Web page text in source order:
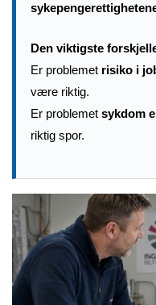
Den viktigste
Er problemet risiko i
være riktig.
Er problemet sykdom
riktig spor.